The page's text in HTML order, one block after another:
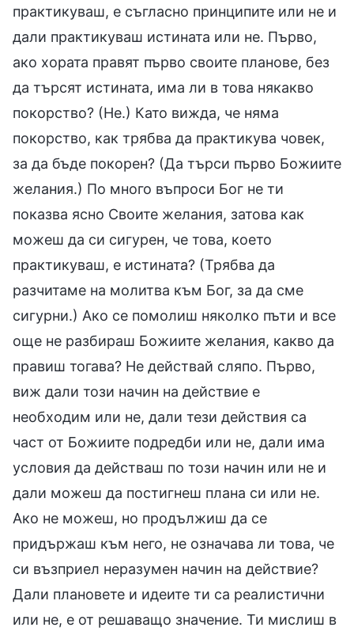
практикуваш, е съгласно принципите или не и
дали практикуваш истината или не. Първо,
ако хората правят първо своите планове, без
да търсят истината, има ли в това някакво
покорство? (Не.) Като вижда, че няма
покорство, как трябва да практикува човек,
за да бъде покорен? (Да търси първо Божиите
желания.) По много въпроси Бог не ти
показва ясно Своите желания, затова как
можеш да си сигурен, че това, което
практикуваш, е истината? (Трябва да
разчитаме на молитва към Бог, за да сме
сигурни.) Ако се помолиш няколко пъти и все
още не разбираш Божиите желания, какво да
правиш тогава? Не действай сляпо. Първо,
виж дали този начин на действие е
необходим или не, дали тези действия са
част от Божиите подредби или не, дали има
условия да действаш по този начин или не и
дали можеш да постигнеш плана си или не.
Ако не можеш, но продължиш да се
придържаш към него, не означава ли това, че
си възприел неразумен начин на действие?
Дали плановете и идеите ти са реалистични
или не, е от решаващо значение. Ти мислиш в